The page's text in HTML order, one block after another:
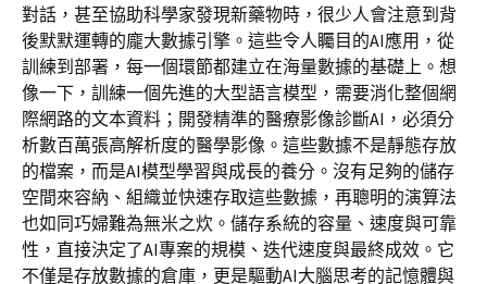
對話，甚至協助科學家發現新藥物時，很少人會注意到背
後默默運轉的龐大數據引擎。這些令人矚目的AI應用，從
訓練到部署，每一個環節都建立在海量數據的基礎上。想
像一下，訓練一個先進的大型語言模型，需要消化整個網
際網路的文本資料；開發精準的醫療影像診斷AI，必須分
析數百萬張高解析度的醫學影像。這些數據不是靜態存放
的檔案，而是AI模型學習與成長的養分。沒有足夠的儲存
空間來容納、組織並快速存取這些數據，再聰明的演算法
也如同巧婦難為無米之炊。儲存系統的容量、速度與可靠
性，直接決定了AI專案的規模、迭代速度與最終成效。它
不僅是存放數據的倉庫，更是驅動AI大腦思考的記憶體與